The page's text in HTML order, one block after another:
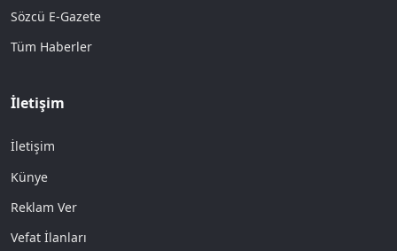
Sözcü E-Gazete
Tüm Haberler
İletişim
İletişim
Künye
Reklam Ver
Vefat İlanları